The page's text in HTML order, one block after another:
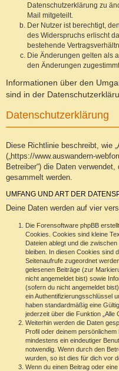
Datenschutzerklärung zu
Mail mitgeteilt.
Der Nutzer ist berechtigt,
des Widerspruchs erlischt
bestehende
Die Änderungen gelten als
den Änderungen
Informationen über den
sind in der
Datenschutzerklärung
Diese Richtlinie beschreibt, wie
(„https://www.auswandern-
Betreiber“) die Daten
gesammelt werden.
UMFANG UND ART DER
Deine Daten werden auf vier
Die Forensoftware phpBB
Cookies. Cookies sind kleine
Dateien ablegt und die
bleiben. In diesen Cookies sind
Seitenaufrufe zugeordnet
gelesenen Beiträge (zur
nicht angemeldet bist) sowie
(sofern du nicht angemeldet
ein Authentifizierungsschlüssel
haben standardmäßig eine
jederzeit über die Funktion „Alle
Weiterhin werden die Daten
Profil oder deinem
mindestens ein eindeutiger
notwendig. Wenn durch den
wurden, so ist dies für dich vor
Wenn du einen Beitrag oder